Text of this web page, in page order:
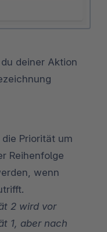
deiner Aktion
Priorität um
Reihenfolge
wenn
2 wird vor
1, aber nach